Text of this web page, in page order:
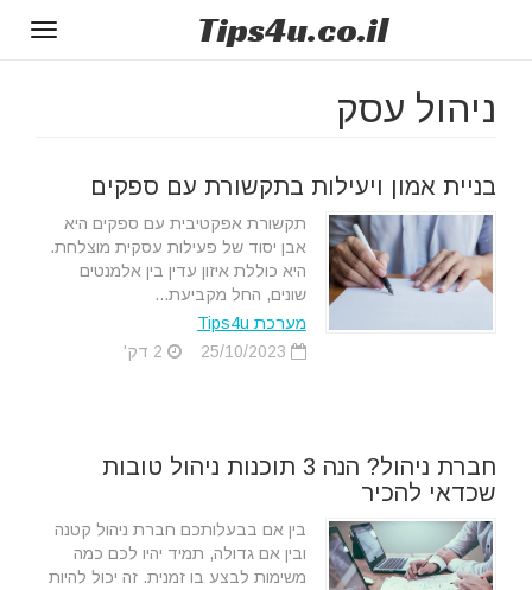
Tips4u.co.il
ניהול עסק
בניית אמון ויעילות בתקשורת עם ספקים
תקשורת אפקטיבית עם ספקים היא
אבן יסוד של פעילות עסקית מוצלחת.
היא כוללת איזון עדין בין אלמנטים
שונים, החל מקביעת...
מערכת Tips4u
חברת ניהול? הנה 3 תוכנות ניהול טובות
שכדאי להכיר
בין אם בבעלותכם חברת ניהול קטנה
ובין אם גדולה, תמיד יהיו לכם כמה
משימות לבצע בו זמנית. זה יכול להיות